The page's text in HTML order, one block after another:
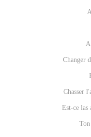
A
Changer
Chasser
Est-ce